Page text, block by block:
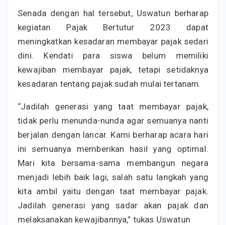
Senada dengan hal tersebut, Uswatun berharap
kegiatan Pajak Bertutur 2023 dapat
meningkatkan kesadaran membayar pajak sedari
dini. Kendati para siswa belum memiliki
kewajiban membayar pajak, tetapi setidaknya
kesadaran tentang pajak sudah mulai tertanam.
“Jadilah generasi yang taat membayar pajak,
tidak perlu menunda-nunda agar semuanya nanti
berjalan dengan lancar. Kami berharap acara hari
ini semuanya memberikan hasil yang optimal.
Mari kita bersama-sama membangun negara
menjadi lebih baik lagi, salah satu langkah yang
kita ambil yaitu dengan taat membayar pajak.
Jadilah generasi yang sadar akan pajak dan
melaksanakan kewajibannya,” tukas Uswatun